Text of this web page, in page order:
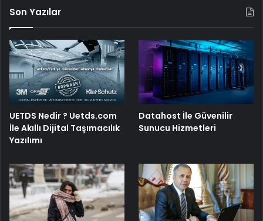
Son Yazılar
UETDS Nedir ? Uetds.com
İle Akıllı Dijital Taşımacılık
Yazılımı
Datahost İle Güvenilir
Sunucu Hizmetleri